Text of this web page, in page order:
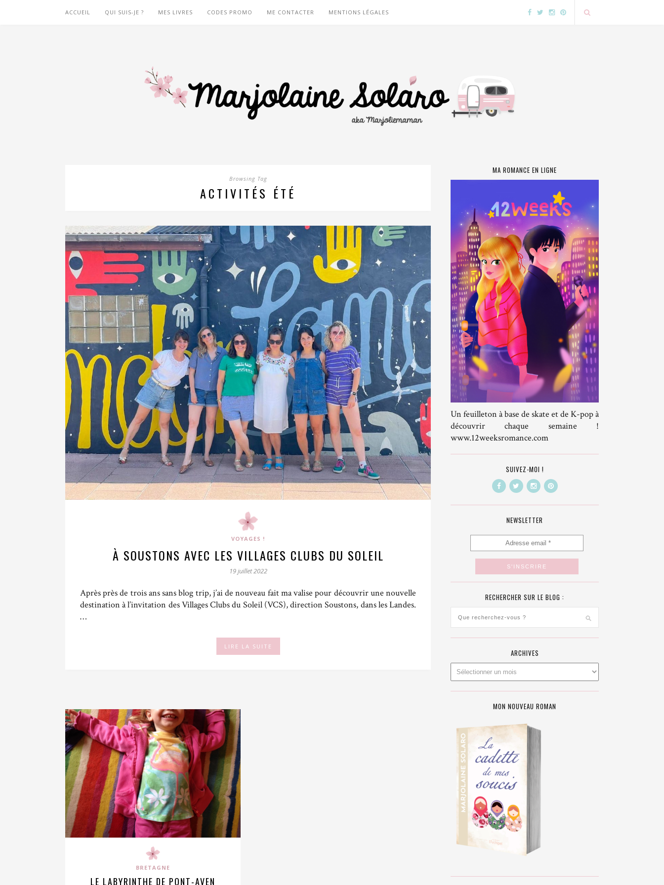
ACCUEIL QUI SUIS-JE ? MES LIVRES CODES PROMO ME CONTACTER MENTIONS LÉGALES
Browsing Tag
ACTIVITÉS ÉTÉ
VOYAGES !
À SOUSTONS AVEC LES VILLAGES CLUBS DU SOLEIL
19 juillet 2022
Après près de trois ans sans blog trip, j’ai de nouveau fait ma valise pour découvrir une nouvelle
destination à l’invitation des Villages Clubs du Soleil (VCS), direction Soustons, dans les Landes.
…
LIRE LA SUITE
BRETAGNE
LE LABYRINTHE DE PONT-AVEN
MA ROMANCE EN LIGNE
Un feuilleton à base de skate et de K-pop à
découvrir chaque semaine !
www.12weeksromance.com
SUIVEZ-MOI !
NEWSLETTER
RECHERCHER SUR LE BLOG :
ARCHIVES
MON NOUVEAU ROMAN